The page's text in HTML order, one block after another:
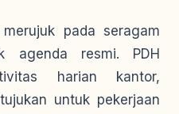
merujuk pada seragam
agenda resmi. PDH
harian kantor,
untuk pekerjaan